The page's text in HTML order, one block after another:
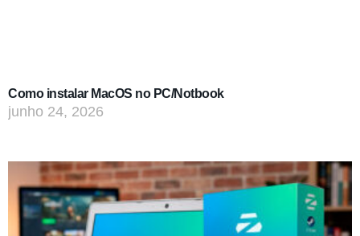
Como instalar MacOS no PC/Notbook
junho 24, 2026